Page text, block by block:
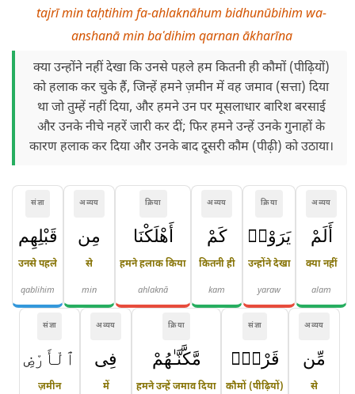
tajrī min taḥtihim fa-ahlaknāhum bidhunūbihim wa-
anshanā min baʿdihim qarnan ākharīna
क्या उन्होंने नहीं देखा कि उनसे पहले हम कितनी ही कौमों (पीढ़ियों)
को हलाक कर चुके हैं, जिन्हें हमने ज़मीन में वह जमाव (सत्ता) दिया
था जो तुम्हें नहीं दिया, और हमने उन पर मूसलाधार बारिश बरसाई
और उनके नीचे नहरें जारी कर दीं; फिर हमने उन्हें उनके गुनाहों के
कारण हलाक कर दिया और उनके बाद दूसरी कौम (पीढ़ी) को उठाया।
अव्यय
أَلَمْ
क्या नहीं
alam
क्रिया
يَرَوْا۟
उन्होंने देखा
yaraw
अव्यय
كَمْ
कितनी ही
kam
क्रिया
أَهْلَكْنَا
हमने हलाक किया
ahlaknā
अव्यय
مِن
से
min
संज्ञा
قَبْلِهِم
उनसे पहले
qablihim
अव्यय
مِّن
से
संज्ञा
قَرْنٍۢ
कौमों (पीढ़ियों)
क्रिया
مَّكَّنَّـٰهُمْ
हमने उन्हें जमाव दिया
अव्यय
فِى
में
संज्ञा
ٱلْأَرْضِ
ज़मीन